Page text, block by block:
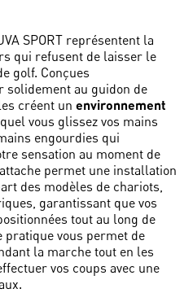
SPORT représentent la
qui refusent de laisser le
golf. Conçues
solidement au guidon de
créent un environnement
vous glissez vos mains
engourdies qui
sensation au moment de
permet une installation
des modèles de chariots,
garantissant que vos
tout au long de
pratique vous permet de
la marche tout en les
vos coups avec une